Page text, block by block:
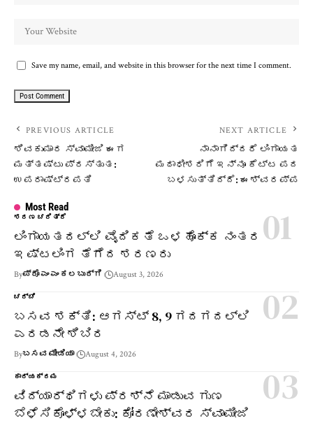
Save my name, email, and website in this browser for the next time I comment.
PREVIOUS ARTICLE
ಶಿವಕುಮಾರ ಸ್ವಾಮೀಜಿ ಈಗ
ಮತ್ತಷ್ಟು ಪ್ರಸ್ತುತ:
ಉಪರಾಷ್ಟ್ರಪತಿ
NEXT ARTICLE
ನಾನಾಗಿದ್ದರೆ ಲಿಂಗಾಯತ
ಮಠಾಧೀಶರಿಗೆ ಇನ್ನೂ ಕೆಟ್ಟ ಪದ
ಬಳಸುತ್ತಿದ್ದೆ: ಈಶ್ವರಪ್ಪ
Most Read
ಶರಣ ಚರಿತ್ರೆ
ಲಿಂಗಾಯತದಲ್ಲಿ ವೈದಿಕತೆ ಒಳಹೊಕ್ಕ ನಂತರ
ಇಷ್ಟಲಿಂಗ ತೆಗೆದ ಶರಣರು
Byಪ್ರೊ ಎಂ ಎಂ ಕಲಬುರ್ಗಿ August 3, 2026
ಚರ್ಚೆ
ಬಸವ ಶಕ್ತಿ: ಆಗಸ್ಟ್ 8, 9 ಗದಗದಲ್ಲಿ
ಎರಡನೇ ಶಿಬಿರ
Byಬಸವ ಮೀಡಿಯಾ August 4, 2026
ಕಾರ್ಯಕ್ರಮ
ವಿದ್ಯಾರ್ಥಿಗಳು ಪ್ರಶ್ನೆ ಮಾಡುವ ಗುಣ
ಬೆಳೆಸಿಕೊಳ್ಳಬೇಕು: ಕೋರಣೇಶ್ವರ ಸ್ವಾಮೀಜಿ